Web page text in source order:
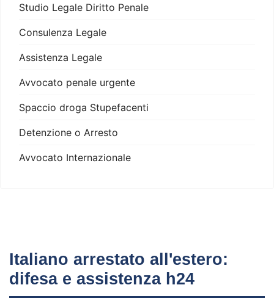
Studio Legale Diritto Penale
Consulenza Legale
Assistenza Legale
Avvocato penale urgente
Spaccio droga Stupefacenti
Detenzione o Arresto
Avvocato Internazionale
Italiano arrestato all'estero:
difesa e assistenza h24